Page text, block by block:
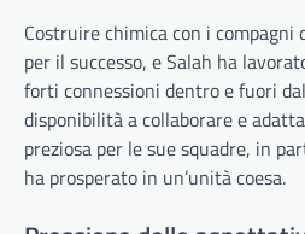
Costruire chimica con i compagni
per il successo, e Salah ha
forti connessioni dentro e fuori
disponibilità a collaborare e
preziosa per le sue squadre, in
ha prosperato in un’unità coesa.